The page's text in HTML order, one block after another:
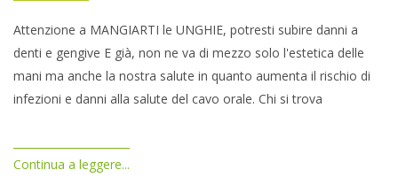
Attenzione a MANGIARTI le UNGHIE, potresti subire danni a
denti e gengive E già, non ne va di mezzo solo l'estetica delle
mani ma anche la nostra salute in quanto aumenta il rischio di
infezioni e danni alla salute del cavo orale. Chi si trova
Continua a leggere...